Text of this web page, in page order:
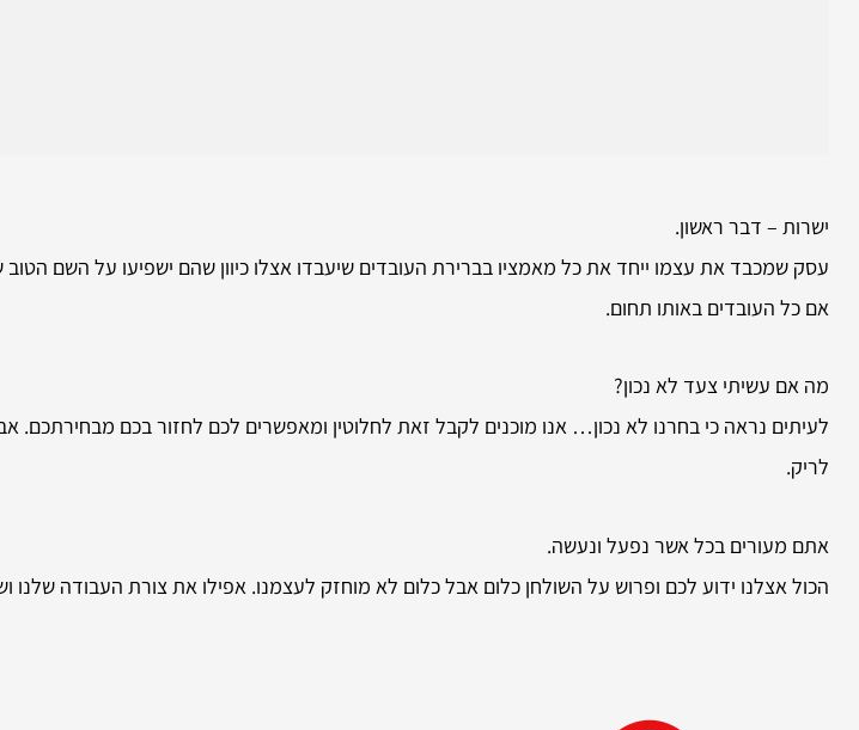
ישרות – דבר ראשון.
עסק שמכבד את עצמו ייחד את כל מאמציו בברירת העובדים שיעבדו אצלו כיוון שהם ישפיעו על השם
אם כל העובדים באותו תחום.
מה אם עשיתי צעד לא נכון?
לעיתים נראה כי בחרנו לא נכון… אנו מוכנים לקבל זאת לחלוטין ומאפשרים לכם לחזור בכם מבחירתכם.
לריק.
אתם מעורים בכל אשר נפעל ונעשה.
הכול אצלנו ידוע לכם ופרוש על השולחן כלום אבל כלום לא מוחזק לעצמנו. אפילו את צורת העבודה